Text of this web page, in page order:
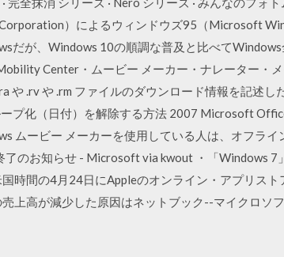
）によるウィンドウズ95（Microsoft
だが、Windows 10の順調な普及と比べて
Center・ムービー メーカー・ナレーター・
.rv や .rm ファイルのダウンロード情報を記述し
プ化（日付）を解除する方法 2007 Microsoft
ムービー メーカーを使用している人は、オフライ
了のお知らせ - Microsoft via kwout ・「Windows 7
時間の4月24日にAppleのオンライン・アプリス
上高が減少した原因はネットブック--マイクロソ